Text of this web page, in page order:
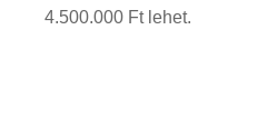
4.500.000 Ft lehet.